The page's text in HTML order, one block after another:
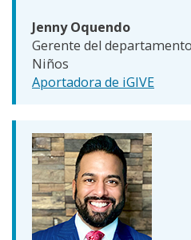
Jenny Oquendo
Gerente del
Niños
Aportadora de iGIVE